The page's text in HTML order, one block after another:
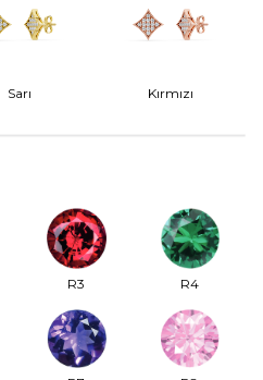
Sarı Kırmızı
R3 R4